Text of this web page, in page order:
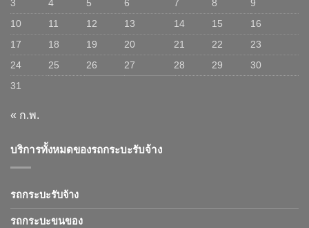
3
4 5 6 7 8
9
10
11 12 13 14 15
16
17
18 19 20 21 22
23
24
25 26 27 28 29
30
31
« ก.พ.
บริการทั้งหมดของรถกระบะรับจ้าง
รถกระบะรับจ้าง
รถกระบะขนของ